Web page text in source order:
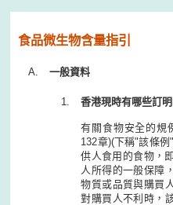
食品微生物含量指引
一般資料
香港現時有哪些訂
有關食物安全的規
132章)(下稱"該條
供人食用的食物，
人所得的一般保障
物質或品質與購買
對購買人不利時，